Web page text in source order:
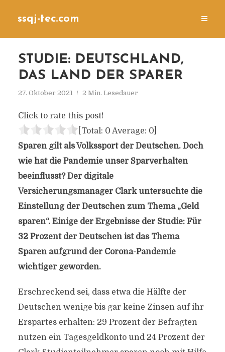
ssqj-tec.com
STUDIE: DEUTSCHLAND,
DAS LAND DER SPARER
27. Oktober 2021 2 Min. Lesedauer
Click to rate this post!
[Total: 0 Average: 0]
Sparen gilt als Volkssport der Deutschen. Doch
wie hat die Pandemie unser Sparverhalten
beeinflusst? Der digitale
Versicherungsmanager Clark untersuchte die
Einstellung der Deutschen zum Thema „Geld
sparen“. Einige der Ergebnisse der Studie: Für
32 Prozent der Deutschen ist das Thema
Sparen aufgrund der Corona-Pandemie
wichtiger geworden.
Erschreckend sei, dass etwa die Hälfte der
Deutschen wenige bis gar keine Zinsen auf ihr
Erspartes erhalten: 29 Prozent der Befragten
nutzen ein Tagesgeldkonto und 24 Prozent der